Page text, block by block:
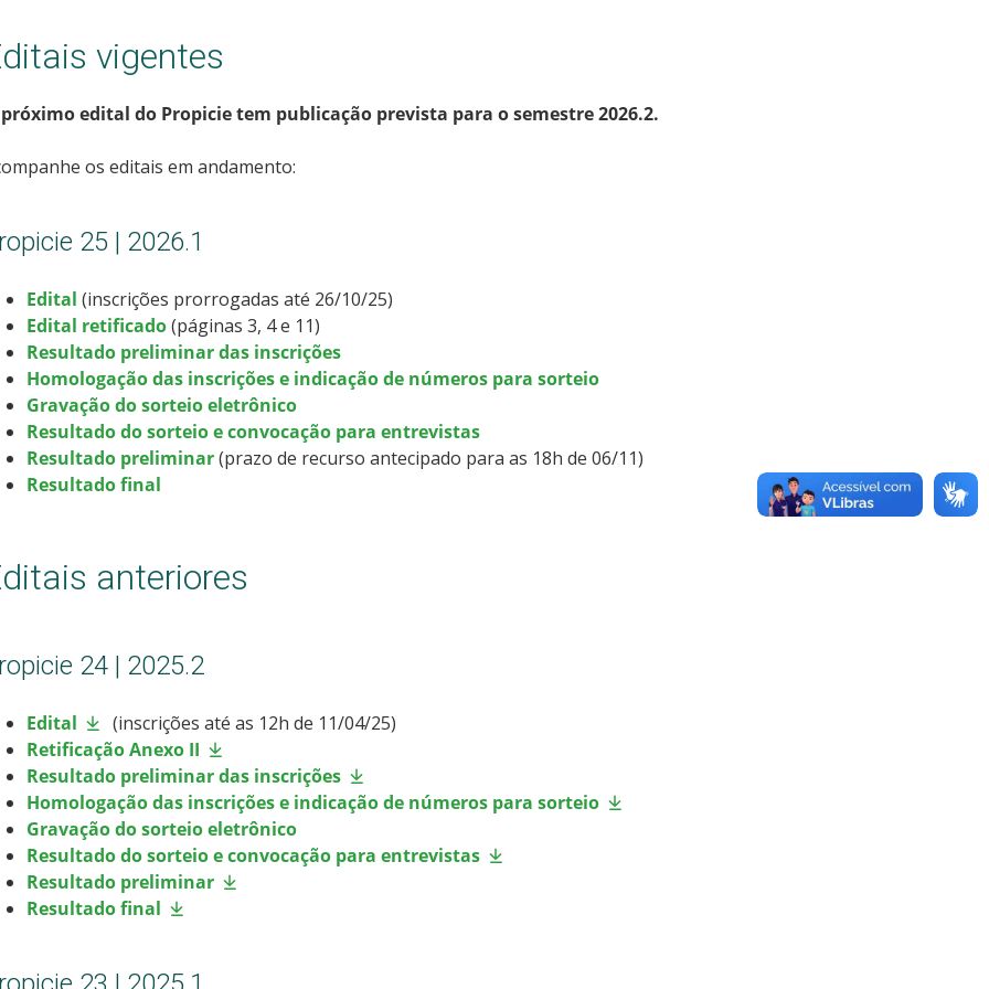
vigentes
edital do Propicie tem publicação prevista para o semestre 2026.2.
os editais em andamento:
25 | 2026.1
Edital (inscrições prorrogadas até 26/10/25)
Edital retificado(páginas 3, 4 e 11)
Resultado preliminar das inscrições
Homologação das inscrições e indicação de números para sorteio
Gravação do sorteio eletrônico
Resultado do sorteio e convocação para entrevistas
Resultado preliminar(prazo de recurso antecipado para as 18h de 06/11)
Resultado final
anteriores
24 | 2025.2
Edital
(inscrições até as 12h de 11/04/25)
Retificação Anexo II
Resultado preliminar das inscrições
Homologação das inscrições e indicação de números para sorteio
Gravação do sorteio eletrônico
Resultado do sorteio e convocação para entrevistas
Resultado preliminar
Resultado final